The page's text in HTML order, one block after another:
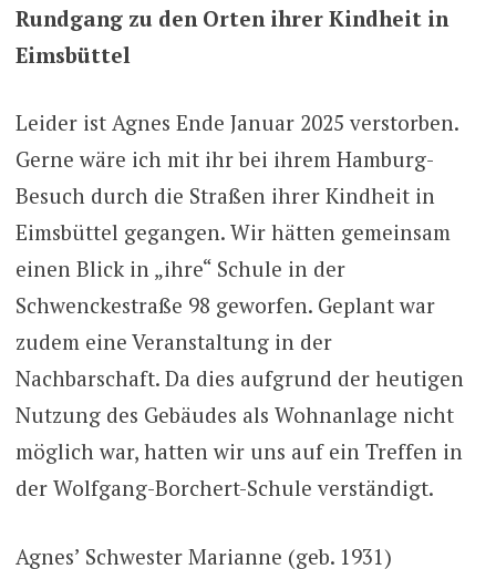
Rundgang zu den Orten ihrer Kindheit in
Eimsbüttel
Leider ist Agnes Ende Januar 2025 verstorben.
Gerne wäre ich mit ihr bei ihrem Hamburg-
Besuch durch die Straßen ihrer Kindheit in
Eimsbüttel gegangen. Wir hätten gemeinsam
einen Blick in „ihre“ Schule in der
Schwenckestraße 98 geworfen. Geplant war
zudem eine Veranstaltung in der
Nachbarschaft. Da dies aufgrund der heutigen
Nutzung des Gebäudes als Wohnanlage nicht
möglich war, hatten wir uns auf ein Treffen in
der Wolfgang-Borchert-Schule verständigt.
Agnes’ Schwester Marianne (geb. 1931)